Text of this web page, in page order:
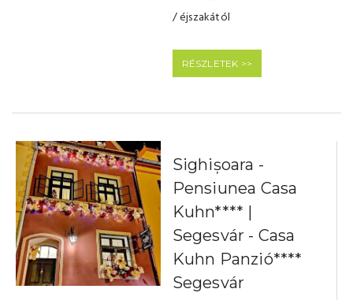
/ éjszakától
RÉSZLETEK >>
Sighișoara -
Pensiunea Casa
Kuhn**** |
Segesvár - Casa
Kuhn Panzió****
Segesvár